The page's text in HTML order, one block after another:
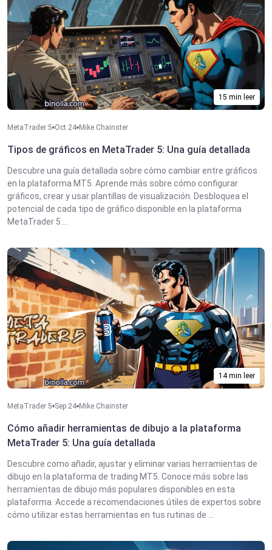
15 min leer
MetaTrader 5 Oct 24 Mike Chainster
Tipos de gráficos en MetaTrader 5: Una guía detallada
Descubre una guía detallada sobre cómo cambiar entre gráficos
en la plataforma MT5. Aprende más sobre cómo configurar
gráficos, crear y usar plantillas de visualización. Desbloquea el
potencial de cada tipo de gráfico disponible en la plataforma
MetaTrader 5....
14 min leer
MetaTrader 5 Sep 24 Mike Chainster
Cómo añadir herramientas de dibujo a la plataforma
MetaTrader 5: Una guía detallada
Descubre como añadir, ajustar y eliminar varias herramientas de
dibujo en la plataforma de trading MT5. Conoce más sobre las
herramientas de dibujo más populares disponibles en esta
plataforma. Accede a recomendaciones útiles de expertos sobre
cómo utilizar estas herramientas en tus rutinas de ...